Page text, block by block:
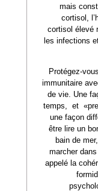
mais
cortisol,
cortisol élevé
les infections
Protégez-
immunitaire
de vie. Une
temps, et
une façon
être lire un
bain de
marcher
appelé la